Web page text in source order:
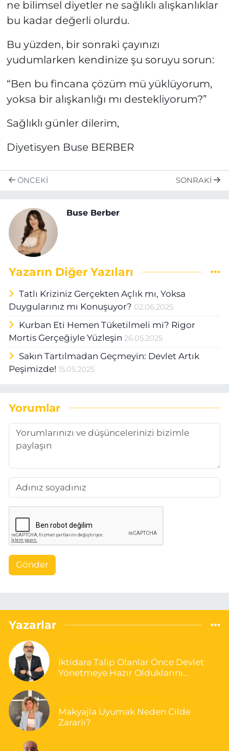
ne bilimsel diyetler ne sağlıklı alışkanlıklar
bu kadar değerli olurdu.
Bu yüzden, bir sonraki çayınızı
yudumlarken kendinize şu soruyu sorun:
“Ben bu fincana çözüm mü yüklüyorum,
yoksa bir alışkanlığı mı destekliyorum?”
Sağlıklı günler dilerim,
Diyetisyen Buse BERBER
ÖNCEKI SONRAKI
Buse Berber
Yazarın Diğer Yazıları
Tatlı Kriziniz Gerçekten Açlık mı, Yoksa
Duygularınız mı Konuşuyor? 02.06.2025
Kurban Eti Hemen Tüketilmeli mi? Rigor
Mortis Gerçeğiyle Yüzleşin 26.05.2025
Sakın Tartılmadan Geçmeyin: Devlet Artık
Peşimizde! 15.05.2025
Yorumlar
Gönder
Yazarlar
İktidara Talip Olanlar Önce Devlet
Yönetmeye Hazır Olduklarını
Makyajla Uyumak Neden Cilde
Zararlı?